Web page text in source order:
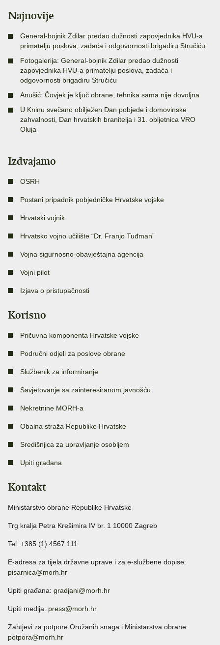
Najnovije
General-bojnik Zdilar predao dužnosti zapovjednika HVU-a
primatelju poslova, zadaća i odgovornosti brigadiru Stručiću
Fotogalerija: General-bojnik Zdilar predao dužnosti
zapovjednika HVU-a primatelju poslova, zadaća i
odgovornosti brigadiru Stručiću
Anušić: Čovjek je ključ obrane, tehnika sama nije dovoljna
U Kninu svečano obilježen Dan pobjede i domovinske
zahvalnosti, Dan hrvatskih branitelja i 31. obljetnica VRO
Oluja
Izdvajamo
OSRH
Postani pripadnik pobjedničke Hrvatske vojske
Hrvatski vojnik
Hrvatsko vojno učilište “Dr. Franjo Tuđman”
Vojna sigurnosno-obavještajna agencija
Vojni pilot
Izjava o pristupačnosti
Korisno
Pričuvna komponenta Hrvatske vojske
Područni odjeli za poslove obrane
Službenik za informiranje
Savjetovanje sa zainteresiranom javnošću
Nekretnine MORH-a
Obalna straža Republike Hrvatske
Središnjica za upravljanje osobljem
Upiti građana
Kontakt
Ministarstvo obrane Republike Hrvatske
Trg kralja Petra Krešimira IV br. 1 10000 Zagreb
Tel: +385 (1) 4567 111
E-adresa za tijela državne uprave i za e-službene dopise:
pisarnica@morh.hr
Upiti građana: gradjani@morh.hr
Upiti medija: press@morh.hr
Zahtjevi za potpore Oružanih snaga i Ministarstva obrane:
potpora@morh.hr